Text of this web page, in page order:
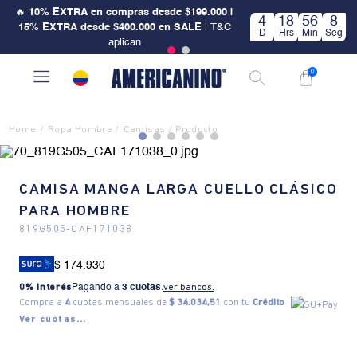
🔥 10% EXTRA en compras desde $199.000 |
15% EXTRA desde $400.000 en SALE| T&C
aplican
4
D
18
Hrs
56
Min
8
Seg
0
Ropa Hombre Camisas
CAMISA MANGA LARGA CUELLO CLÁSICO
PARA HOMBRE
819G505- CAF171038
$ 174.930
0% Interés Pagando a 3 cuotas.ver bancos.
Compra a 4cuotas mensuales de $ 34.034,51 con tu Crédito
Ver cuotas...